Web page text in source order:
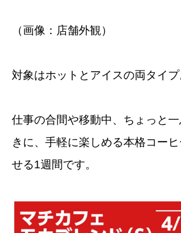
（画像：店舗外観）
対象はホットとアイスの両タイプ
仕事の合間や移動中、ちょっと
きに、手軽に楽しめる本格コー
せる1週間です。